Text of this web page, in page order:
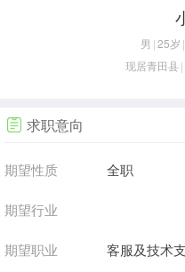
男 |25岁 |
现居青田县 |
求职意向
期望性质 全职
期望行业
期望职业 客服及技术